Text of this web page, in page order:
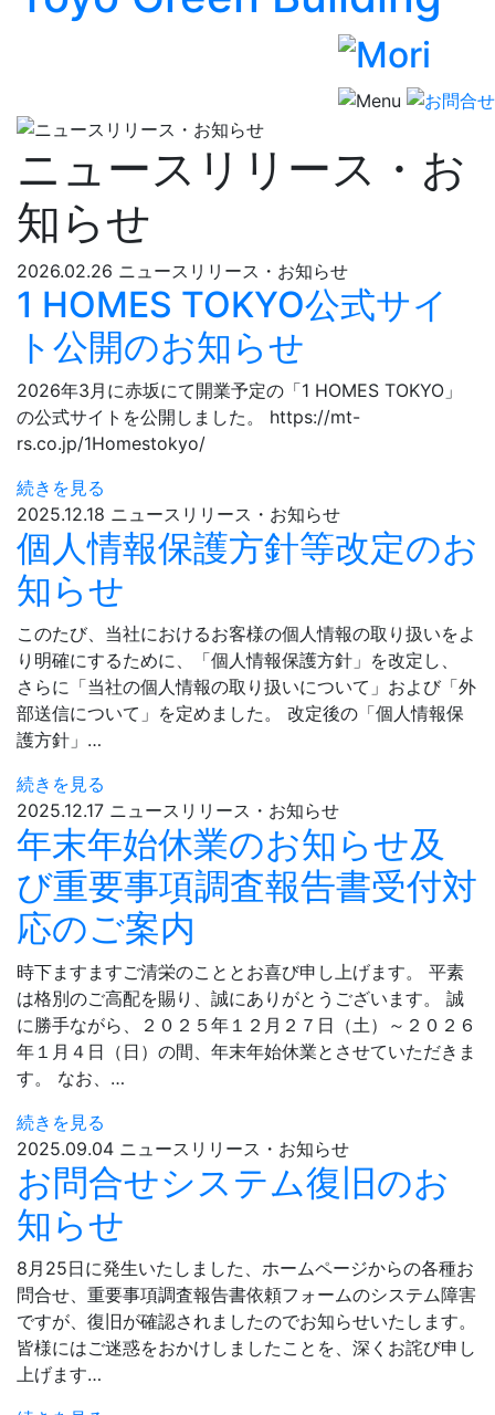
ニュースリリース・お
知らせ
2026.02.26 ニュースリリース・お知らせ
1 HOMES TOKYO公式サイ
ト公開のお知らせ
2026年3月に赤坂にて開業予定の「1 HOMES TOKYO」
の公式サイトを公開しました。​ ​https://mt-
rs.co.jp/1Homestokyo/
続きを見る
2025.12.18 ニュースリリース・お知らせ
個人情報保護方針等改定のお
知らせ​
このたび、当社におけるお客様の個人情報の取り扱いをよ
り明確にするために、「個人情報保護方針」を改定し、​
さらに「当社の個人情報の取り扱いについて」および「外
部送信について」を定めました。​ 改定後の「個人情報保
護方針」…
続きを見る
2025.12.17 ニュースリリース・お知らせ
年末年始休業のお知らせ及
び重要事項調査報告書受付対
応のご案内
時下ますますご清栄のこととお喜び申し上げます。 平素
は格別のご高配を賜り、誠にありがとうございます。 誠
に勝手ながら、２０２５年１２月２７日（土）～２０２６
年１月４日（日）の間、年末年始休業とさせていただきま
す。 なお、…
続きを見る
2025.09.04 ニュースリリース・お知らせ
お問合せシステム復旧のお
知らせ
8月25日に発生いたしました、ホームページからの各種お
問合せ、重要事項調査報告書依頼フォームのシステム障害
ですが、復旧が確認されましたのでお知らせいたします。
皆様にはご迷惑をおかけしましたことを、深くお詫び申し
上げます…